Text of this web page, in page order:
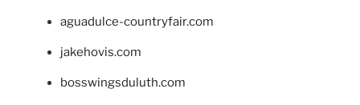
aguadulce-countryfair.com
jakehovis.com
bosswingsduluth.com